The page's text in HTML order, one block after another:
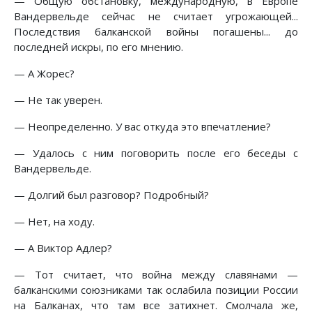
Вандервельде сейчас не считает угрожающей...
Последствия балканской войны погашены... до
последней искры, по его мнению.
— А Жорес?
— Не так уверен.
— Неопределенно. У вас откуда это впечатление?
— Удалось с ним поговорить после его беседы с
Вандервельде.
— Долгий был разговор? Подробный?
— Нет, на ходу.
— А Виктор Адлер?
— Тот считает, что война между славянами —
балканскими союзниками так ослабила позиции России
на Балканах, что там все затихнет. Смолчала же,